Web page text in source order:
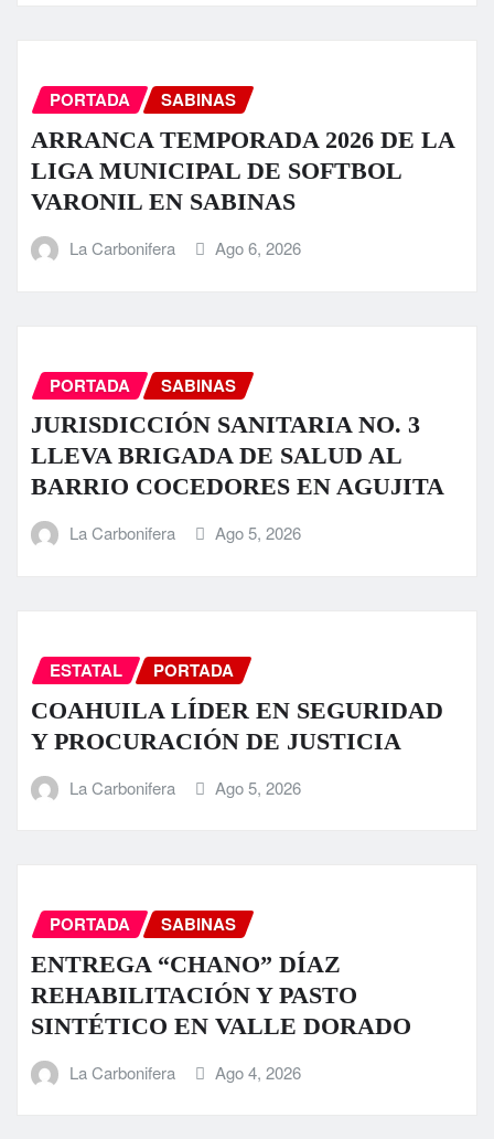
PORTADA SABINAS
ARRANCA TEMPORADA 2026 DE LA
LIGA MUNICIPAL DE SOFTBOL
VARONIL EN SABINAS
La Carbonifera Ago 6, 2026
PORTADA SABINAS
JURISDICCIÓN SANITARIA NO. 3
LLEVA BRIGADA DE SALUD AL
BARRIO COCEDORES EN AGUJITA
La Carbonifera Ago 5, 2026
ESTATAL PORTADA
COAHUILA LÍDER EN SEGURIDAD
Y PROCURACIÓN DE JUSTICIA
La Carbonifera Ago 5, 2026
PORTADA SABINAS
ENTREGA “CHANO” DÍAZ
REHABILITACIÓN Y PASTO
SINTÉTICO EN VALLE DORADO
La Carbonifera Ago 4, 2026